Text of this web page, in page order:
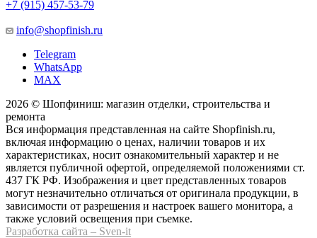
+7 (915) 457-53-79
info@shopfinish.ru
Telegram
WhatsApp
MAX
2026 © Шопфиниш: магазин отделки, строительства и
ремонта
Вся информация представленная на сайте Shopfinish.ru,
включая информацию о ценах, наличии товаров и их
характеристиках, носит ознакомительный характер и не
является публичной офертой, определяемой положениями ст.
437 ГК РФ. Изображения и цвет представленных товаров
могут незначительно отличаться от оригинала продукции, в
зависимости от разрешения и настроек вашего монитора, а
также условий освещения при съемке.
Разработка сайта – Sven-it